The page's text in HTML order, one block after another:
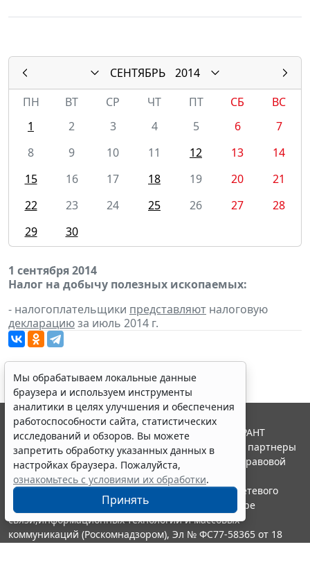
СЕНТЯБРЬ
2014
ПН
ВТ СР ЧТ ПТ СБ
ВС
1
2 3 4 5 6
7
8
9 10 11 12 13
14
15
16 17 18 19 20
21
22
23 24 25 26 27
28
29
30
1 сентября 2014
Налог на добычу полезных ископаемых:
- налогоплательщики представляют налоговую
декларациюза июль 2014 г.
Мы обрабатываем локальные данные
браузера и используем инструменты
аналитики в целях улучшения и обеспечения
работоспособности сайта, статистических
исследований и обзоров. Вы можете
запретить обработку указанных данных в
настройках браузера. Пожалуйста,
ознакомьтесь с условиями их обработки.
Принять
© ООО "НПП "ГАРАНТ-СЕРВИС", 2026. Система ГАРАНТ
выпускается с 1990 года. Компания "Гарант" и ее партнеры
являются участниками Российской ассоциации правовой
информации ГАРАНТ.
Портал ГАРАНТ.РУ зарегистрирован в качестве сетевого
издания Федеральной службой по надзору в сфере
связи,информационных технологий и массовых
коммуникаций (Роскомнадзором), Эл № ФС77-58365 от 18